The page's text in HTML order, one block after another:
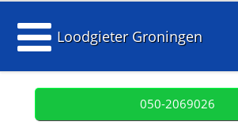
Loodgieter Groningen
050-2069026